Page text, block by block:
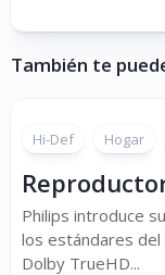
También te
Hi-Def Hogar
Philips introduce
los estándares
Dolby TrueHD...